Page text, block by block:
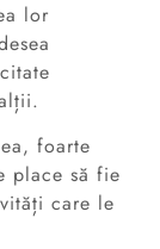
lor
foarte
place să fie
care le